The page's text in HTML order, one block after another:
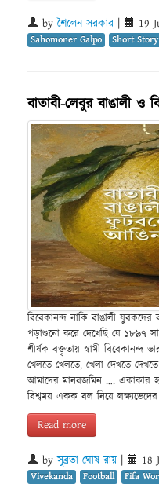
byশৈলেন সরকার| 19
Sahomoner Galpo Short Story
বাতাবী-লেবুর বাঙালী ও
বিবেকানন্দ নাকি বাঙালী
পড়াশুনো করে দেখেছি যে ১৮৯৭
শীর্ষক বক্তৃতায় স্বামী বিবেকানন্দ
খেলতে খেলতে, খেলা দেখতে
আমাদের মানবজমিন …. একাকার
বিশ্বময় একক বল নিয়ে লক্ষ্যভেদের
Read more
byসুব্রতা ঘোষ রায় | 18
Vivekanda Football Fifa